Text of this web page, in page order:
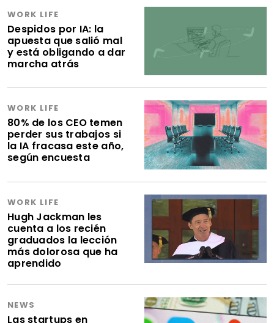
WORK LIFE
Despidos por IA: la
apuesta que salió mal
y está obligando a dar
marcha atrás
WORK LIFE
80% de los CEO temen
perder sus trabajos si
la IA fracasa este año,
según encuesta
WORK LIFE
Hugh Jackman les
cuenta a los recién
graduados la lección
más dolorosa que ha
aprendido
NEWS
Las startups en